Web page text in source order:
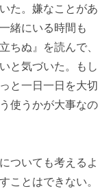
た。嫌なことがあ
緒にいる時間も
ちぬ』を読んで、
と気づいた。もし
と一日一日を大切
使うかが大事なの
ついても考えるよ
ことはできない。